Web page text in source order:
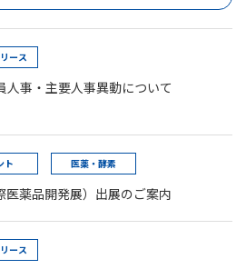
ース
人事・主要人事異動について
ト 医薬・酵素
薬品開発展）出展のご案内
ース